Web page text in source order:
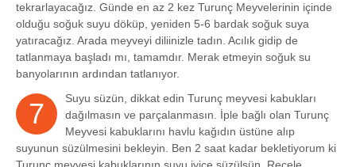
tekrarlayacağız. Günde en az 2 kez Turunç Meyvelerinin içinde
olduğu soğuk suyu döküp, yeniden 5-6 bardak soğuk suya
yatıracağız. Arada meyveyi diliinizle tadın. Acılık gidip de
tatlanmaya başladı mı, tamamdır. Merak etmeyin soğuk su
banyolarının ardından tatlanıyor.
7
Suyu süzün, dikkat edin Turunç meyvesi kabukları
dağılmasın ve parçalanmasın. İple bağlı olan Turunç
Meyvesi kabuklarını havlu kağıdın üstüne alıp
suyunun süzülmesini bekleyin. Ben 2 saat kadar bekletiyorum ki